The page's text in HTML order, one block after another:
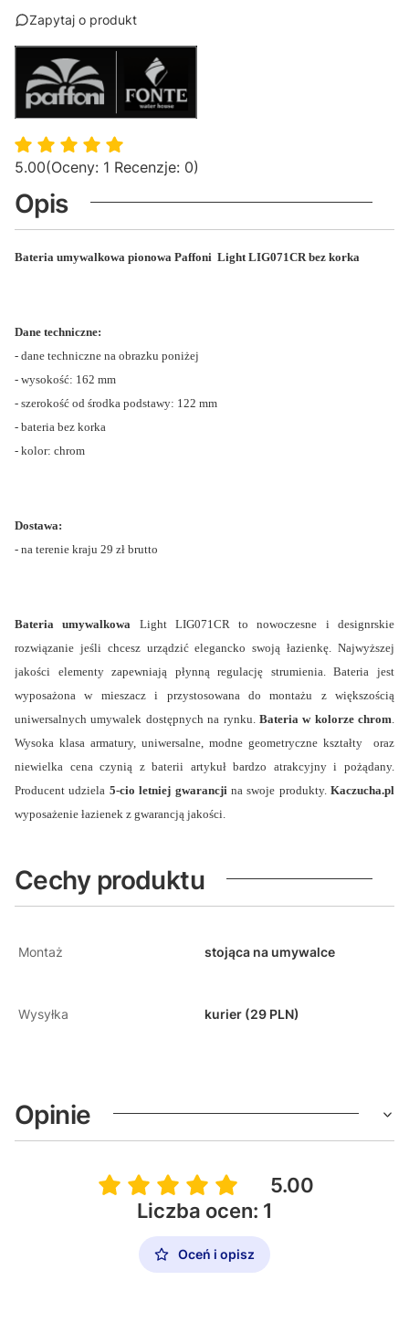
Zapytaj o produkt
5.00(Oceny: 1 Recenzje: 0)
Opis
Bateria umywalkowa pionowa Paffoni Light LIG071CR bez korka
Dane techniczne:
- dane techniczne na obrazku poniżej
- wysokość: 162 mm
- szerokość od środka podstawy: 122 mm
- bateria bez korka
- kolor: chrom
Dostawa:
- na terenie kraju 29 zł brutto
Bateria umywalkowa Light LIG071CR to nowoczesne i designrskie
rozwiązanie jeśli chcesz urządzić elegancko swoją łazienkę. Najwyższej
jakości elementy zapewniają płynną regulację strumienia. Bateria jest
wyposażona w mieszacz i przystosowana do montażu z większością
uniwersalnych umywalek dostępnych na rynku. Bateria w kolorze chrom
Wysoka klasa armatury, uniwersalne, modne geometryczne kształty oraz
niewielka cena czynią z baterii artykuł bardzo atrakcyjny i pożądany.
Producent udziela 5-cio letniej gwarancji na swoje produkty. Kaczucha.pl
wyposażenie łazienek z gwarancją jakości.
Cechy produktu
Montaż stojąca na umywalce
Wysyłka kurier (29 PLN)
Opinie
5.00
Liczba ocen: 1
Oceń i opisz